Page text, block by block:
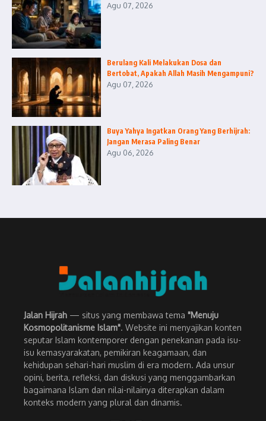
Agu 07, 2026
Berulang Kali Melakukan Dosa dan
Bertobat, Apakah Allah Masih Mengampuni?
Agu 07, 2026
Buya Yahya Ingatkan Orang Yang Berhijrah:
Jangan Merasa Paling Benar
Agu 06, 2026
Jalan Hijrah — situs yang membawa tema "Menuju
Kosmopolitanisme Islam". Website ini menyajikan konten
seputar Islam kontemporer dengan penekanan pada isu-
isu kemasyarakatan, pemikiran keagamaan, dan
kehidupan sehari-hari muslim di era modern. Ada unsur
opini, berita, refleksi, dan diskusi yang menggambarkan
bagaimana Islam dan nilai-nilainya diterapkan dalam
konteks modern yang plural dan dinamis.